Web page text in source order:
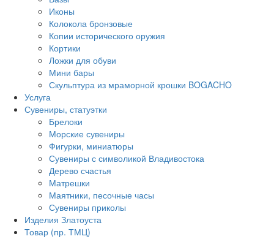
Иконы
Колокола бронзовые
Копии исторического оружия
Кортики
Ложки для обуви
Мини бары
Скульптура из мраморной крошки BOGACHO
Услуга
Сувениры, статуэтки
Брелоки
Морские сувениры
Фигурки, миниатюры
Сувениры с символикой Владивостока
Дерево счастья
Матрешки
Маятники, песочные часы
Сувениры приколы
Изделия Златоуста
Товар (пр. ТМЦ)